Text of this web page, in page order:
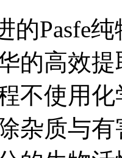
的Pasfe
的高效
不使用
杂质与